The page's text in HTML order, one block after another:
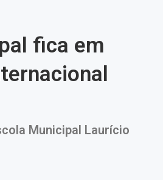
fica em
Municipal Laurício